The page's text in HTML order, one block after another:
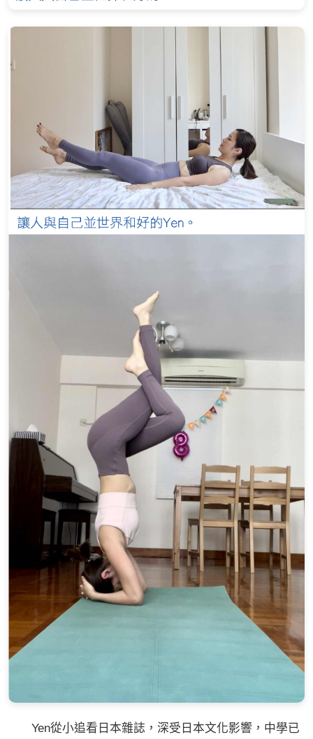
Yen從小追看日本雜誌，深受日本文化影響，中學已